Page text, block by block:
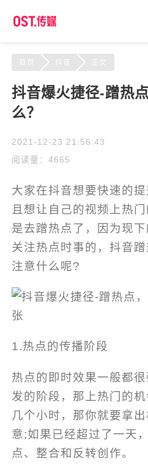
首页 正文
抖音爆火捷径-蹭热
么？
2021-12-23 21:56:43
阅读量：4665
大家在抖音想要快速的
且想让自己的视频上热
是去蹭热点了，因为现
关注热点时事的，抖音
注意什么呢?
1.热点的传播阶段
热点的即时效果一般都
发的阶段，那上热门的
几个小时，那你就要拿
意;如果已经超过了一天
点、整合和反转创作。